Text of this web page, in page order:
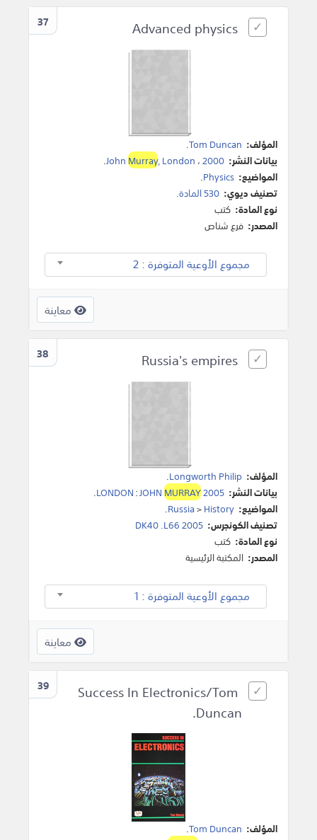
37
المؤلف: Tom Duncan
.
بيانات النشر:
JohnMurray, London ،2000
.
المواضيع: Physics
.
تصنيف ديوي: 530 المادة.
نوع المادة: كتب
المصدر: فرع شناص
مجموع الأوعية المتوفرة : 2
معاينة
38
المؤلف: Longworth Philip
.
بيانات النشر:
LONDON:JOHNMURRAY2005
.
المواضيع:
Russia>History
.
تصنيف الكونجرس: DK40 .L66 2005
نوع المادة: كتب
المصدر: المكتبة الرئيسية
مجموع الأوعية المتوفرة : 1
معاينة
39
Success In Electronics/Tom
Duncan.
المؤلف: Tom Duncan
.